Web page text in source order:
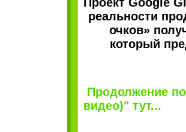
реальности
очков»
который
Продолжение
видео)" тут...